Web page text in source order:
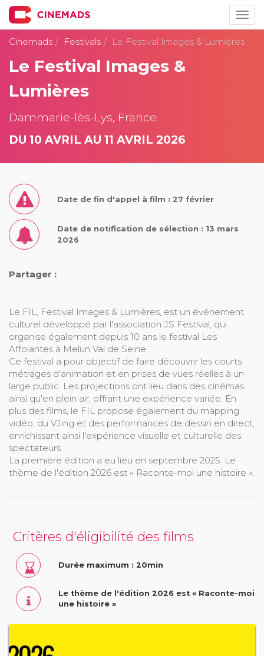
Cinemads
Festivals Le Festival Images & Lumières
Le Festival Images &
Lumières
Dammarie-lès-Lys, France
DU 10 AVRIL AU 11 AVRIL 2026
Date de fin d'appel à film : 27 février
Date de notification de sélection : 13 mars
2026
Partager :
Le FIL, Festival Images & Lumières, est un événement
culturel développé par l'association JS Festival, qui
organise également depuis 10 ans le festival Les
Affolantes à Melun Val de Seine.
Ce festival a pour objectif de faire découvrir les courts
métrages d'animation et en prises de vues réelles à un
large public. Les projections ont lieu dans des cinémas
ainsi qu'en plein air, offrant une expérience variée. En
plus des films, le FIL propose également du mapping
vidéo, du VJing et des performances de dessin en direct,
enrichissant ainsi l'expérience visuelle et culturelle des
spectateurs.
La première édition a eu lieu en septembre 2025. Le
thème de l'édition 2026 est « Raconte-moi une histoire ».
Critères d'éligibilité des films
Durée maximum : 20min
Le thème de l'édition 2026 est « Raconte-moi
une histoire »